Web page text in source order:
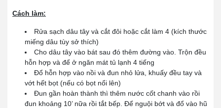
Cách làm:
Rửa sạch dâu tây và cắt đôi hoặc cắt làm 4 (kích thước
miếng dâu tùy sở thích)
Cho dâu tây vào bát sau đó thêm đường vào. Trộn đều
hỗn hợp và để ở ngăn mát tủ lạnh 4 tiếng
Đổ hỗn hợp vào nồi và đun nhỏ lửa, khuấy đều tay và
vớt hết bọt (nếu có bọt nổi lên)
Đun gần hoàn thành thì thêm nước cốt chanh vào rồi
đun khoảng 10’ nữa rồi tắt bếp. Để nguội bớt và đổ vào hũ